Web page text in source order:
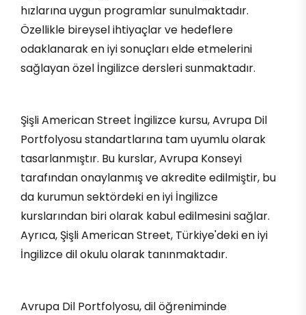
hızlarına uygun programlar sunulmaktadır.
Özellikle bireysel ihtiyaçlar ve hedeflere
odaklanarak en iyi sonuçları elde etmelerini
sağlayan özel İngilizce dersleri sunmaktadır.
Şişli American Street İngilizce kursu, Avrupa Dil
Portfolyosu standartlarına tam uyumlu olarak
tasarlanmıştır. Bu kurslar, Avrupa Konseyi
tarafından onaylanmış ve akredite edilmiştir, bu
da kurumun sektördeki en iyi İngilizce
kurslarından biri olarak kabul edilmesini sağlar.
Ayrıca, Şişli American Street, Türkiye'deki en iyi
İngilizce dil okulu olarak tanınmaktadır.
Avrupa Dil Portfolyosu, dil öğreniminde